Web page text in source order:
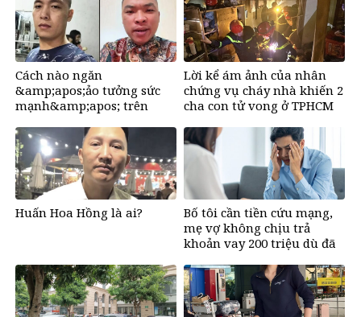
rồng&amp;apos;, giàu có
lên bất chấp, số đỏ chót
như son
Cách nào ngăn
&amp;apos;ảo tưởng sức
mạnh&amp;apos; trên
tích cực?
Lời kể ám ảnh của nhân
chứng vụ cháy nhà khiến 2
cha con tử vong ở TPHCM
Huấn Hoa Hồng là ai?
Bố tôi cần tiền cứu mạng,
mẹ vợ không chịu trả
khoản vay 200 triệu dù đã